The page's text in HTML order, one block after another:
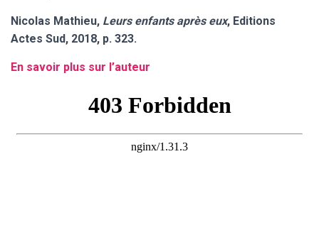
Nicolas Mathieu, Leurs enfants après eux, Editions
Actes Sud, 2018, p. 323.
En savoir plus sur l’auteur